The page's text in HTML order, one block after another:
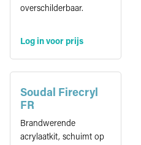
overschilderbaar.
Log in voor prijs
Soudal Firecryl
FR
Brandwerende
acrylaatkit, schuimt op